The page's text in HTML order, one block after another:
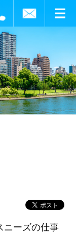
ニーズの仕事